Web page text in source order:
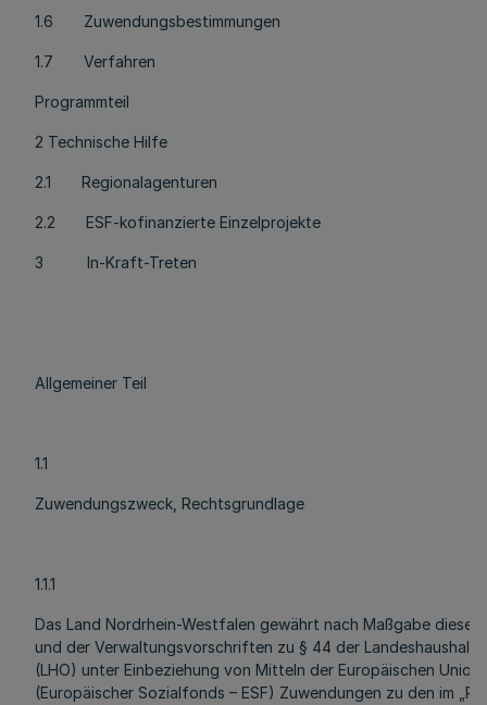
1.6 Zuwendungsbestimmungen
1.7 Verfahren
Programmteil
2 Technische Hilfe
2.1 Regionalagenturen
2.2 ESF-kofinanzierte Einzelprojekte
3 In-Kraft-Treten
Allgemeiner Teil
1.1
Zuwendungszweck, Rechtsgrundlage
1.1.1
Das Land Nordrhein-Westfalen gewährt nach Maßgabe dieser
und der Verwaltungsvorschriften zu § 44 der
(LHO) unter Einbeziehung von Mitteln der Europäischen Union
(Europäischer Sozialfonds – ESF) Zuwendungen zu den im